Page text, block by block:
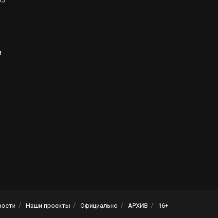
Наши проекты Официально АРХИВ 16+